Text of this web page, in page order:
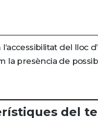
del lloc
la presència de
del